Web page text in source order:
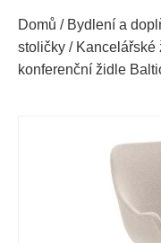
Domů / Bydlení a
stoličky / Kancelářské
konferenční židle